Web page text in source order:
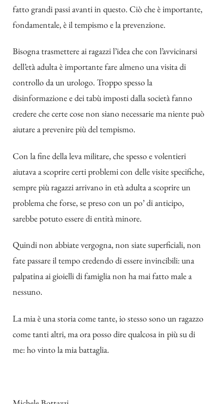
fatto grandi passi avanti in questo. Ciò che è importante,
fondamentale, è il tempismo e la prevenzione.
Bisogna trasmettere ai ragazzi l’idea che con l’avvicinarsi
dell’età adulta è importante fare almeno una visita di
controllo da un urologo. Troppo spesso la
disinformazione e dei tabù imposti dalla società fanno
credere che certe cose non siano necessarie ma niente può
aiutare a prevenire più del tempismo.
Con la fine della leva militare, che spesso e volentieri
aiutava a scoprire certi problemi con delle visite specifiche,
sempre più ragazzi arrivano in età adulta a scoprire un
problema che forse, se preso con un po’ di anticipo,
sarebbe potuto essere di entità minore.
Quindi non abbiate vergogna, non siate superficiali, non
fate passare il tempo credendo di essere invincibili: una
palpatina ai gioielli di famiglia non ha mai fatto male a
nessuno.
La mia è una storia come tante, io stesso sono un ragazzo
come tanti altri, ma ora posso dire qualcosa in più su di
me: ho vinto la mia battaglia.